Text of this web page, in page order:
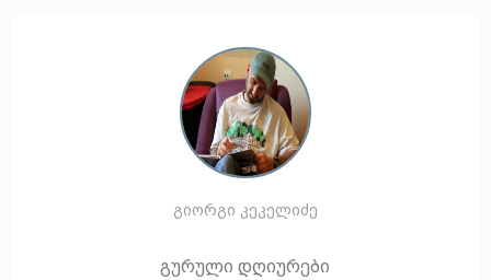
გიორგი კეკელიძე
გურული დღიურები